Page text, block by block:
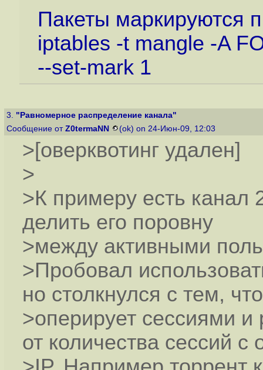
Пакеты маркируются
iptables -t mangle -A
--set-mark 1
3. "Равномерное распределение канала"
Сообщение от Z0termaNN (ok) on 24-Июн-09, 12:03
>[оверквотинг удален]
>
>К примеру есть
делить его поровну
>между активными
>Пробовал
но столкнулся с тем,
>оперирует сессиями и
от количества сессий с